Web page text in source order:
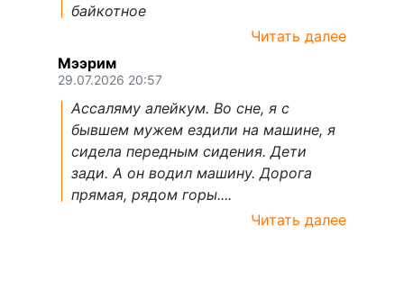
байкотное
Читать далее
Мээрим
29.07.2026 20:57
Ассаляму алейкум. Во сне, я с
бывшем мужем ездили на машине, я
сидела передным сидения. Дети
зади. А он водил машину. Дорога
прямая, рядом горы....
Читать далее